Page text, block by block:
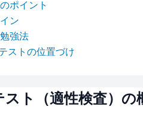
ポイント
ン
強法
ストの位置づけ
スト（適性検査）の